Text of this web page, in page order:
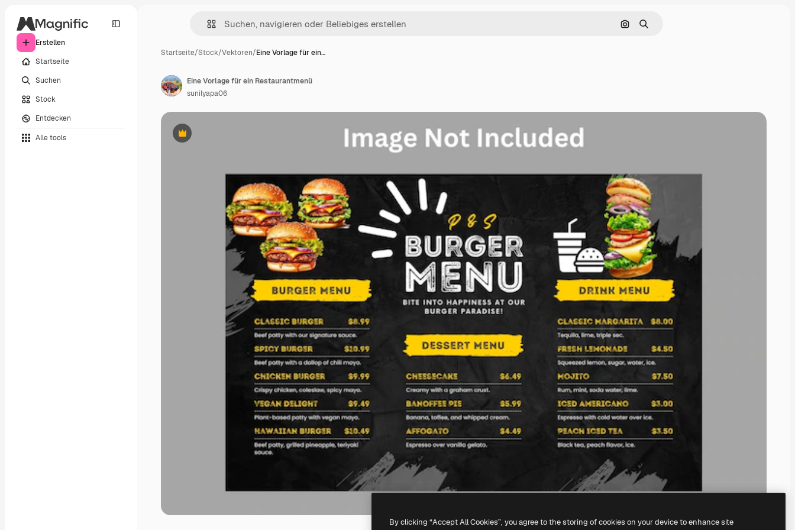
Erstellen
Startseite
Suchen
Stock
Entdecken
Alle tools
Nach Bild suchen
Suchen
Startseite/Stock/Vektoren/Eine Vorlage für ein…
Premium
Eine Vorlage für ein Restaurantmenü
sunilyapa06
By clicking “Accept All Cookies”, you agree to the storing of cookies on your device to enhance site